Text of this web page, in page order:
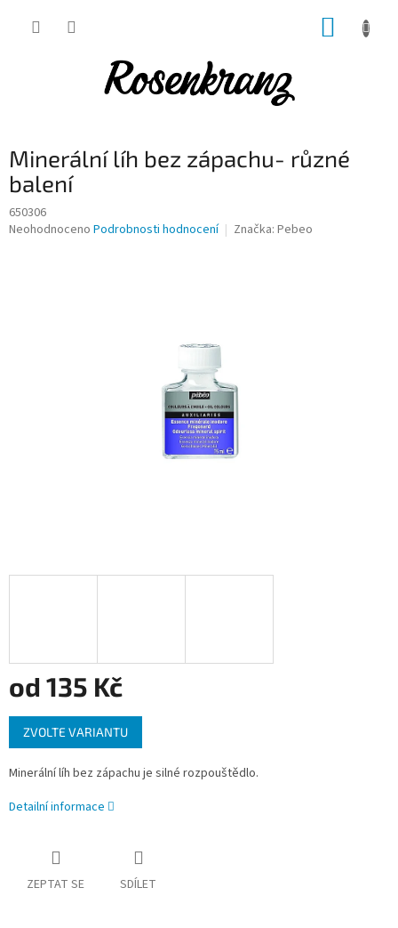
Minerální líh bez zápachu- různé
balení
650306
Průměrné
Neohodnoceno Podrobnosti hodnocení Značka: Pebeo
od 135 Kč
Měrná
cena:
ZVOLTE VARIANTU
Minerální líh bez zápachu je silné rozpouštědlo.
Detailní informace
ZEPTAT SE SDÍLET